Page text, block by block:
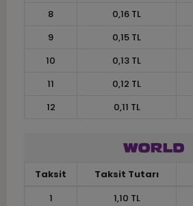
8
0,16 TL
9
0,15 TL
10
0,13 TL
11
0,12 TL
12
0,11 TL
Taksit Taksit Tutarı
1
1,10 TL